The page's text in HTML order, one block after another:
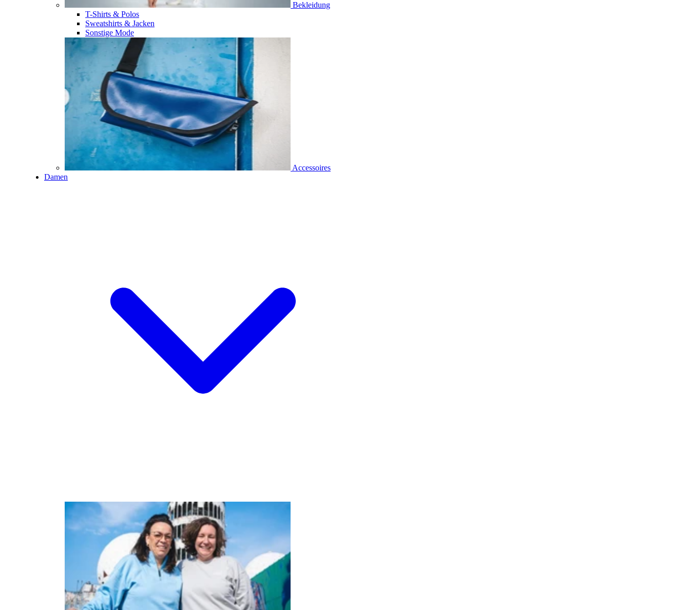
Bekleidung
T-Shirts & Polos
Sweatshirts & Jacken
Sonstige Mode
Accessoires
Damen